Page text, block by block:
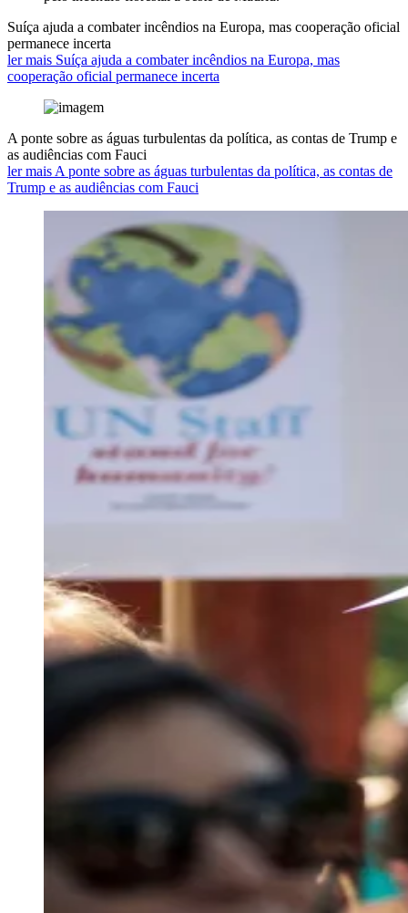
Suíça ajuda a combater incêndios na Europa, mas cooperação oficial
permanece incerta
ler mais Suíça ajuda a combater incêndios na Europa, mas
cooperação oficial permanece incerta
A ponte sobre as águas turbulentas da política, as contas de Trump e
as audiências com Fauci
ler mais A ponte sobre as águas turbulentas da política, as contas de
Trump e as audiências com Fauci